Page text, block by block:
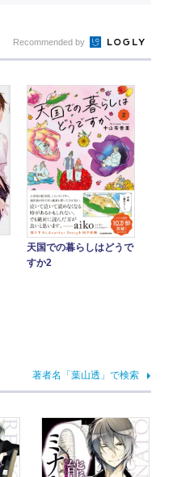
Recommended by
天国での暮らしはどうで
すか2
著者名「葉山透」で検索